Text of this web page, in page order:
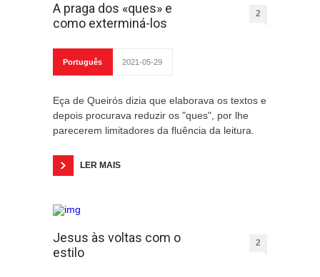
A praga dos «ques» e
como exterminá-los
2
Português 2021-05-29
Eça de Queirós dizia que elaborava os textos e
depois procurava reduzir os "ques", por lhe
parecerem limitadores da fluência da leitura.
LER MAIS
Jesus às voltas com o
estilo
2